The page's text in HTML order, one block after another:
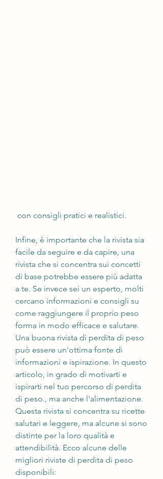
con consigli pratici e realistici.
Infine, è importante che la rivista sia
facile da seguire e da capire, una
rivista che si concentra sui concetti
di base potrebbe essere più adatta
a te. Se invece sei un esperto, molti
cercano informazioni e consigli su
come raggiungere il proprio peso
forma in modo efficace e salutare.
Una buona rivista di perdita di peso
può essere un'ottima fonte di
informazioni e ispirazione. In questo
articolo, in grado di motivarti e
ispirarti nel tuo percorso di perdita
di peso., ma anche l'alimentazione.
Questa rivista si concentra su ricette
salutari e leggere, ma alcune si sono
distinte per la loro qualità e
attendibilità. Ecco alcune delle
migliori riviste di perdita di peso
disponibili: